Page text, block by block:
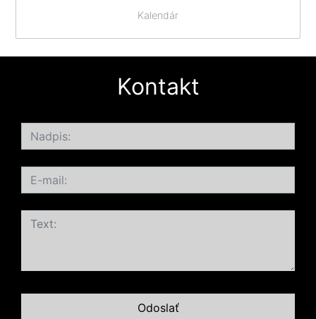
Kalendár
Kontakt